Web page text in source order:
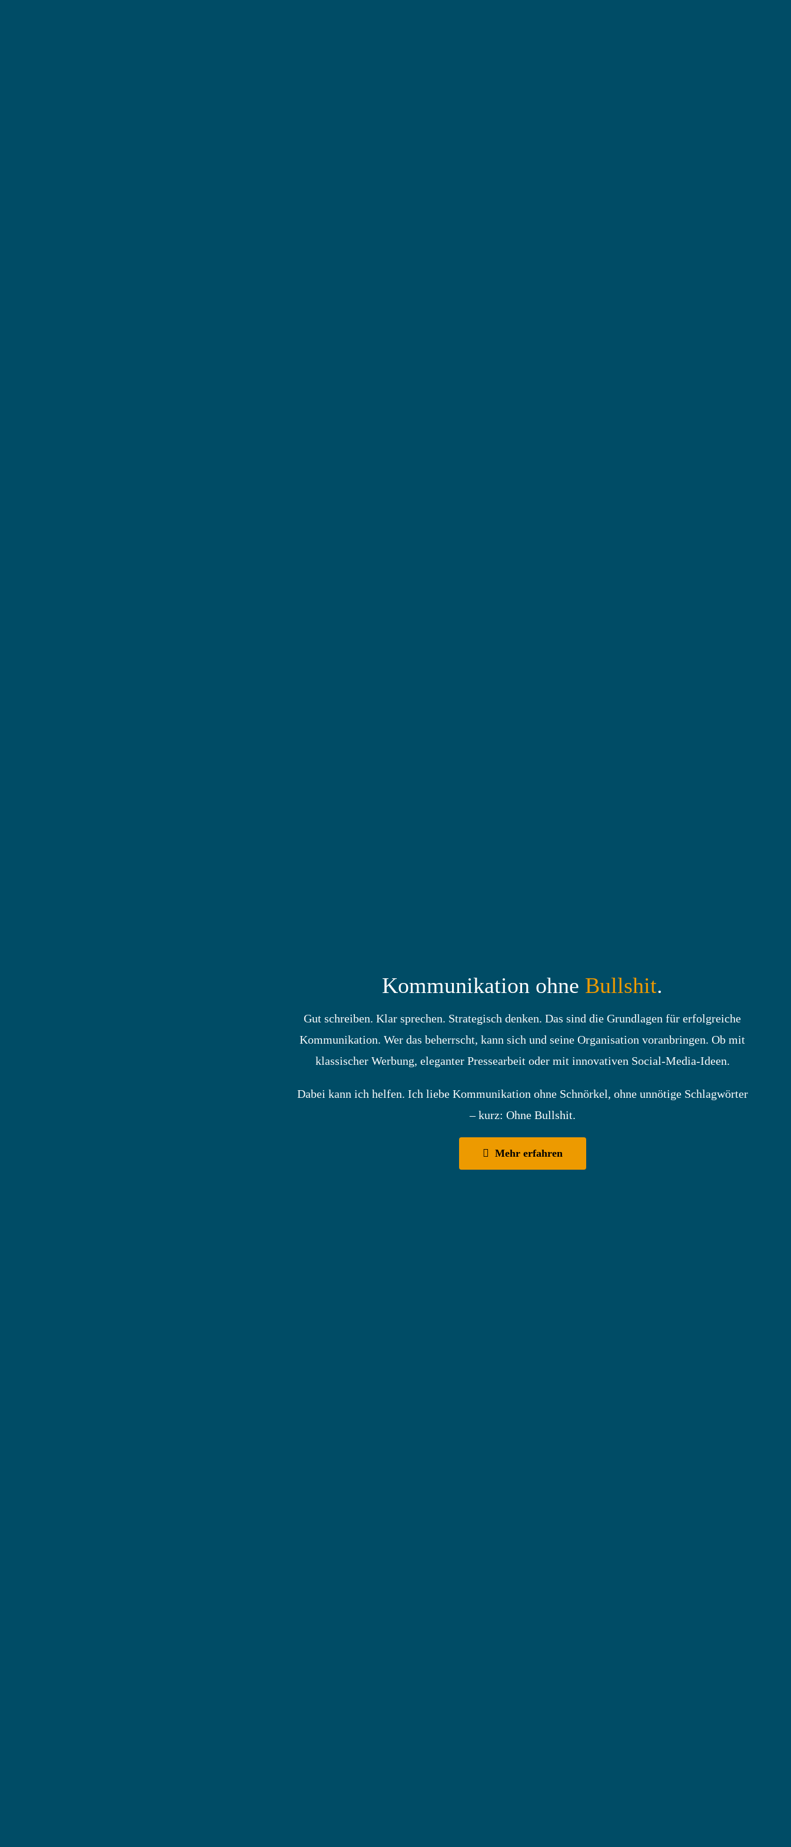
Kommunikation ohne Bullshit.
Gut schreiben. Klar sprechen. Strategisch denken. Das sind die Grundlagen für erfolgreiche
Kommunikation. Wer das beherrscht, kann sich und seine Organisation voranbringen. Ob mit
klassischer Werbung, eleganter Pressearbeit oder mit innovativen Social-Media-Ideen.
Dabei kann ich helfen. Ich liebe Kommunikation ohne Schnörkel, ohne unnötige Schlagwörter
– kurz: Ohne Bullshit.
Mehr erfahren